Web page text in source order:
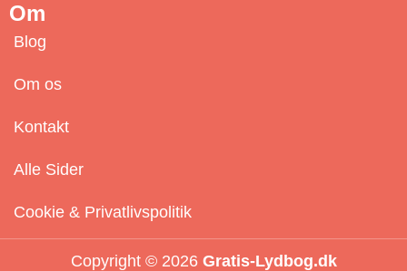
Om
Blog
Om os
Kontakt
Alle Sider
Cookie & Privatlivspolitik
Copyright © 2026 Gratis-Lydbog.dk